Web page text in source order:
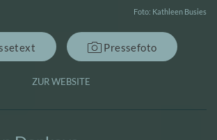
Foto: Kathleen Busies
Pressefoto
ZUR WEBSITE